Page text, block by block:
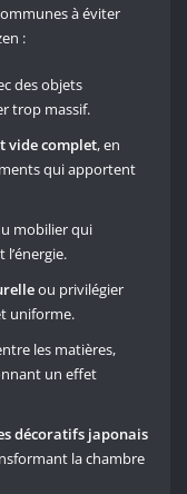
à éviter
:
des objets
trop massif.
vide complet, en
qui apportent
mobilier qui
ou privilégier
uniforme.
les matières,
un effet
décoratifs japonais
la chambre